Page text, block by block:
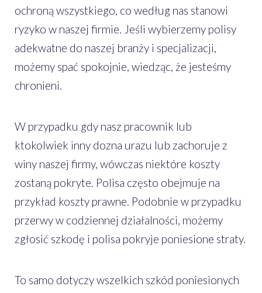
ochroną wszystkiego, co według nas stanowi
ryzyko w naszej firmie. Jeśli wybierzemy polisy
adekwatne do naszej branży i specjalizacji,
możemy spać spokojnie, wiedząc, że jesteśmy
chronieni.
W przypadku gdy nasz pracownik lub
ktokolwiek inny dozna urazu lub zachoruje z
winy naszej firmy, wówczas niektóre koszty
zostaną pokryte. Polisa często obejmuje na
przykład koszty prawne. Podobnie w przypadku
przerwy w codziennej działalności, możemy
zgłosić szkodę i polisa pokryje poniesione straty.
To samo dotyczy wszelkich szkód poniesionych